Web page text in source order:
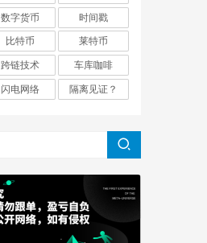
数字货币
时间戳
比特币
莱特币
跨链技术
车库咖啡
闪电网络 隔离见证？